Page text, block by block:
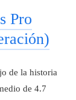
Pro
de la historia
de 4.7